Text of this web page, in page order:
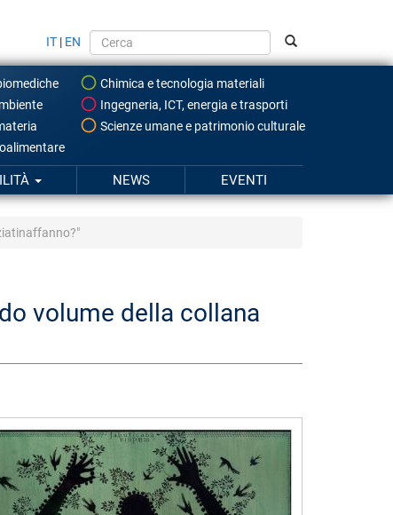
IT | EN
Chimica e tecnologia materiali
Ingegneria, ICT, energia e trasporti
Scienze umane e patrimonio culturale
NEWS EVENTI
volume della collana